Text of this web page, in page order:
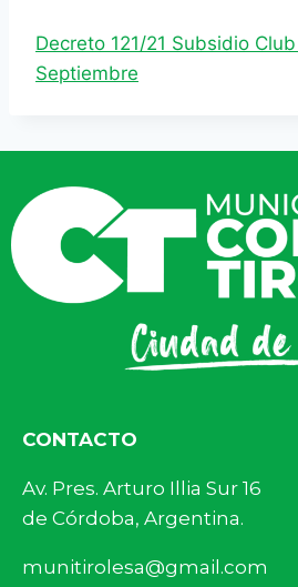
Decreto 121/21 Subsidio
Septiembre
CONTACTO
Av. Pres. Arturo Illia
de Córdoba, Argentina.
munitirolesa@gmail.com